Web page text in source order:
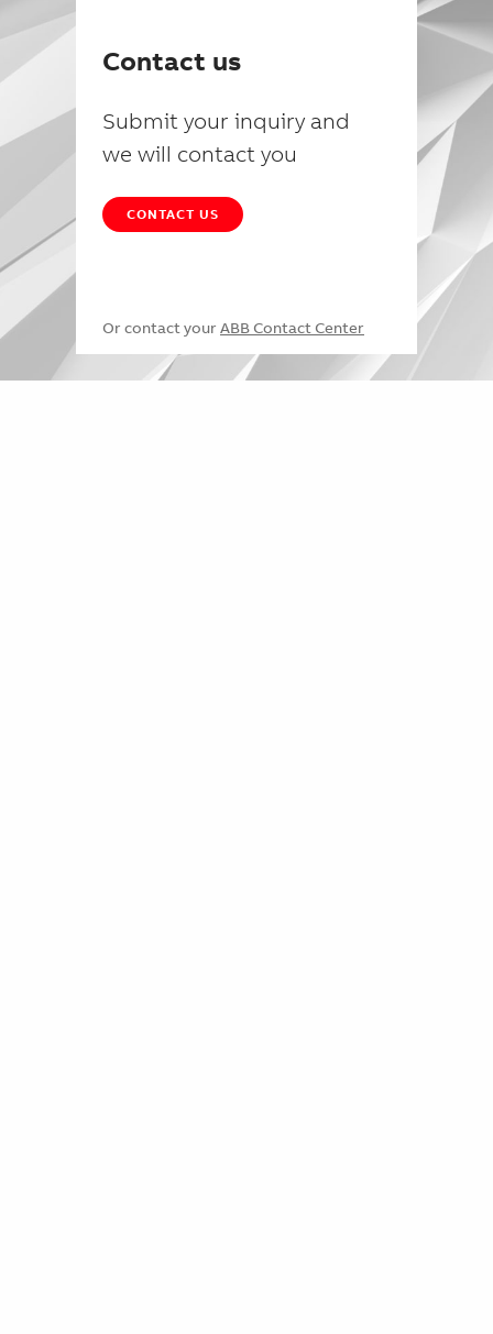
Contact us
Submit your inquiry and
we will contact you
CONTACT US
Or contact your ABB Contact Center